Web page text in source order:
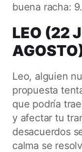
buena racha: 9.
LEO (22
Leo, alguien
propuesta
que podría
y afectar tu
desacuerdos
calma se